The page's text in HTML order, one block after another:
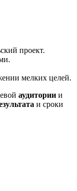
проект.
мелких целей.
аудитории и
и сроки